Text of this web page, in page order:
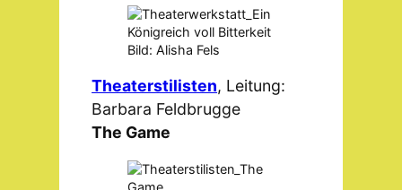
Bild: Alisha Fels
Theaterstilisten, Leitung:
Barbara Feldbrugge
The Game